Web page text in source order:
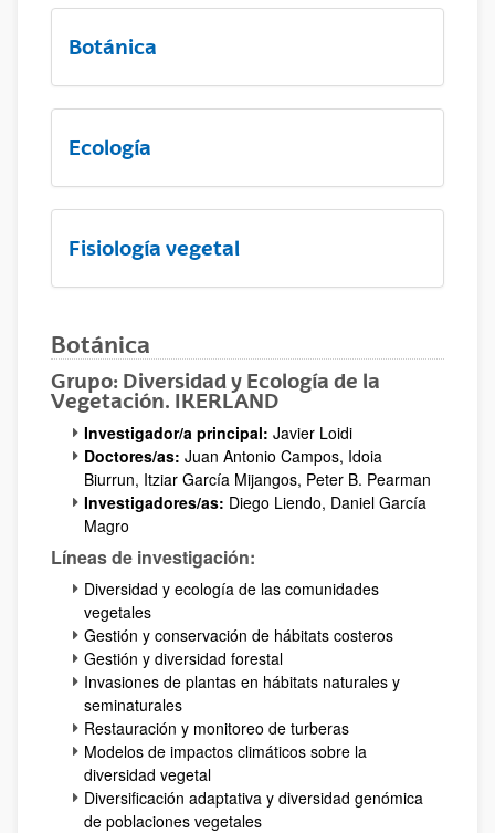
Botánica
Ecología
Fisiología vegetal
Botánica
Grupo: Diversidad y Ecología de la
Vegetación. IKERLAND
Investigador/a principal: Javier Loidi
Doctores/as: Juan Antonio Campos, Idoia
Biurrun, Itziar García Mijangos, Peter B. Pearman
Investigadores/as: Diego Liendo, Daniel García
Magro
Líneas de investigación:
Diversidad y ecología de las comunidades
vegetales
Gestión y conservación de hábitats costeros
Gestión y diversidad forestal
Invasiones de plantas en hábitats naturales y
seminaturales
Restauración y monitoreo de turberas
Modelos de impactos climáticos sobre la
diversidad vegetal
Diversificación adaptativa y diversidad genómica
de poblaciones vegetales